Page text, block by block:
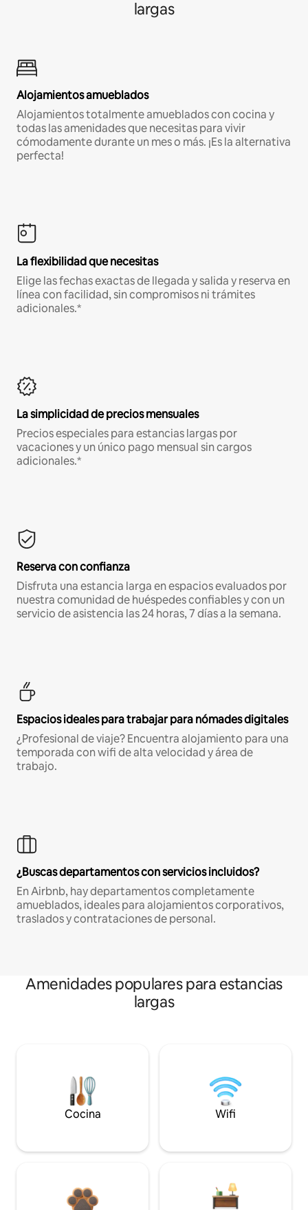
largas
Alojamientos amueblados
Alojamientos totalmente amueblados con cocina y
todas las amenidades que necesitas para vivir
cómodamente durante un mes o más. ¡Es la alternativa
perfecta!
La flexibilidad que necesitas
Elige las fechas exactas de llegada y salida y reserva en
línea con facilidad, sin compromisos ni trámites
adicionales.*
La simplicidad de precios mensuales
Precios especiales para estancias largas por
vacaciones y un único pago mensual sin cargos
adicionales.*
Reserva con confianza
Disfruta una estancia larga en espacios evaluados por
nuestra comunidad de huéspedes confiables y con un
servicio de asistencia las 24 horas, 7 días a la semana.
Espacios ideales para trabajar para nómades digitales
¿Profesional de viaje? Encuentra alojamiento para una
temporada con wifi de alta velocidad y área de
trabajo.
¿Buscas departamentos con servicios incluidos?
En Airbnb, hay departamentos completamente
amueblados, ideales para alojamientos corporativos,
traslados y contrataciones de personal.
Amenidades populares para estancias
largas
Cocina Wifi